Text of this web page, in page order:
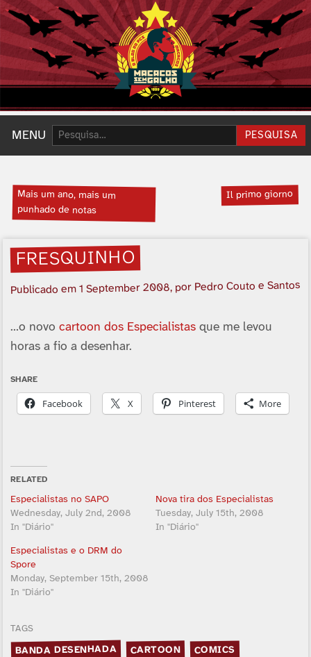
MENU Pesquisar: PESQUISA
Mais um ano, mais um
punhado de notas
Il primo giorno
FRESQUINHO
Publicado em1 September 2008, por Pedro Couto e Santos
…o novo cartoon dos Especialistasque me levou
horas a fio a desenhar.
SHARE
Facebook X Pinterest More
RELATED
Especialistas no SAPO
Wednesday, July 2nd, 2008
In "Diário"
Nova tira dos Especialistas
Tuesday, July 15th, 2008
In "Diário"
Especialistas e o DRM do
Spore
Monday, September 15th, 2008
In "Diário"
TAGS
BANDA DESENHADA CARTOON COMICS